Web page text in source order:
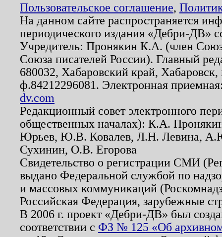
Пользовательское соглашение,
На данном сайте распространяется
периодического издания «Дебри-ДВ»
Учредитель: Пронякин К.А. (член
Союза писателей России). Главный
680032, Хабаровский край,
ф.84212296081. Электронная
dv.com
Редакционный совет электронного
общественных началах): К.А.
Юрьев, Ю.В. Ковалев, Л.Н. Левина,
Сухинин, О.В. Егорова
Свидетельство о регистрации СМИ
выдано Федеральной службой по
и массовых коммуникаций
Российская Федерация, зарубежные
В 2006 г. проект «Дебри-ДВ» был
соответствии с ФЗ № 125 «Об